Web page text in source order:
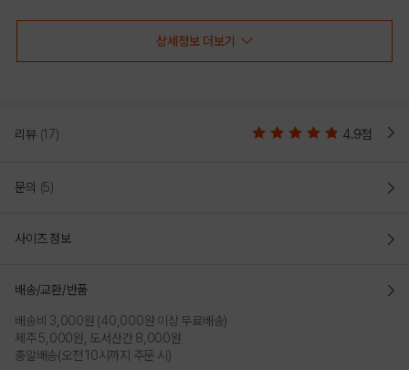
상세정보 더보기
리뷰 (17) 4.9점
문의 (5)
사이즈 정보
배송/교환/반품
배송비 3,000원 (40,000원 이상 무료배송)
제주 5,000원, 도서산간 8,000원
총알배송(오전 10시까지 주문 시)